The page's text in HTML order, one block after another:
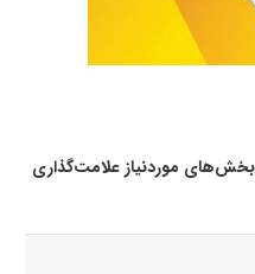
بخش‌های موردنیاز علامت‌گذاری